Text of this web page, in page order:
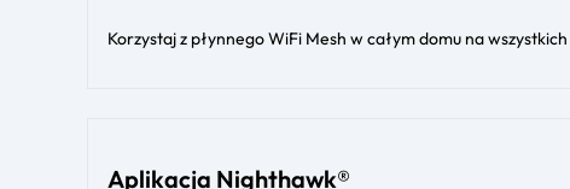
Korzystaj z płynnego WiFi Mesh w całym domu na
Aplikacja Nighthawk®